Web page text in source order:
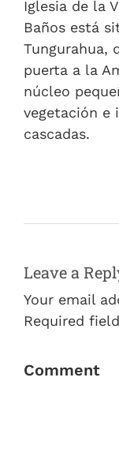
Iglesia de la
Baños está
Tungurahua,
puerta a la
núcleo
vegetación e
cascadas.
Leave a
Your email
Required
Comment